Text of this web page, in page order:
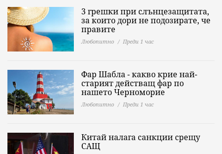
3 грешки при слънцезащитата,
за които дори не подозирате, че
правите
Любопитно Преди 1 час
Фар Шабла - какво крие най-
старият действащ фар по
нашето Черноморие
Любопитно Преди 1 час
Китай налага санкции срещу
САЩ